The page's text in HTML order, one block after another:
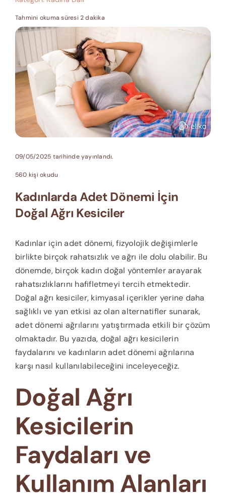
Tahmini okuma süresi 2 dakika
09/05/2025 tarihinde yayınlandı.
560 kişi okudu
Kadınlarda Adet Dönemi İçin
Doğal Ağrı Kesiciler
Kadınlar için adet dönemi, fizyolojik değişimlerle
birlikte birçok rahatsızlık ve ağrı ile dolu olabilir. Bu
dönemde, birçok kadın doğal yöntemler arayarak
rahatsızlıklarını hafifletmeyi tercih etmektedir.
Doğal ağrı kesiciler, kimyasal içerikler yerine daha
sağlıklı ve yan etkisi az olan alternatifler sunarak,
adet dönemi ağrılarını yatıştırmada etkili bir çözüm
olmaktadır. Bu yazıda, doğal ağrı kesicilerin
faydalarını ve kadınların adet dönemi ağrılarına
karşı nasıl kullanılabileceğini inceleyeceğiz.
Doğal Ağrı
Kesicilerin
Faydaları ve
Kullanım Alanları